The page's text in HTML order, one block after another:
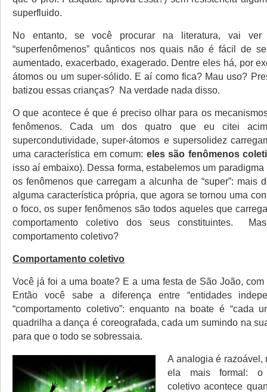
superfluido.
No entanto, se você procurar na literatura, vai
“superfenômenos” quânticos nos quais não é fácil de
aumentado, exacerbado, exagerado. Dentre eles há, por
átomos ou um super-sólido. E aí como fica? Mau uso?
batizou essas crianças? Na verdade nada disso.
O que acontece é que é preciso olhar para os
fenômenos. Cada um dos quatro que eu citei
supercondutividade, super-átomos e supersolidez
uma característica em comum: eles são fenômenos
isso aí embaixo). Dessa forma, estabelemos um
os fenômenos que carregam a alcunha de “super”: mais
alguma característica própria, que agora se tornou uma
o foco, os super fenômenos são todos aqueles que
comportamento coletivo dos seus constituintes.
comportamento coletivo?
Comportamento coletivo
Você já foi a uma boate? E a uma festa de São João,
Então você sabe a diferença entre “entidades
“comportamento coletivo”: enquanto na boate é “cada
quadrilha a dança é coreografada, cada um sumindo na
para que o todo se sobressaia.
A analogia é razoável,
ela mais formal: o
coletivo acontece